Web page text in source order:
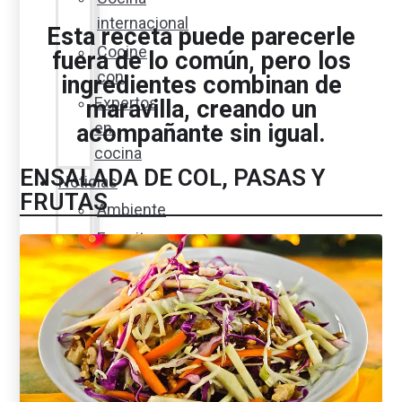
internacional
Cocine
con
Expertos
en
cocina
Noticias
Ambiente
Favorita
en
acción
Corporativo
Emprendimiento
Maxi
Guía
Esta receta puede parecerle
fuera de lo común, pero los
ingredientes combinan de
maravilla, creando un
acompañante sin igual.
ENSALADA DE COL, PASAS Y
FRUTAS